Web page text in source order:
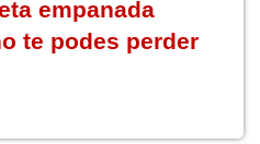
empanada
te podes perder